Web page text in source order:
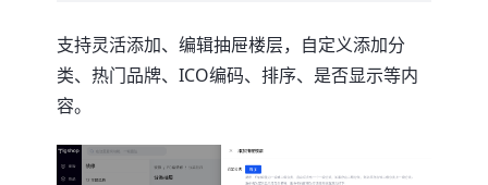
支持灵活添加、编辑抽屉楼层，自定义添加分
类、热门品牌、ICO编码、排序、是否显示等内
容。